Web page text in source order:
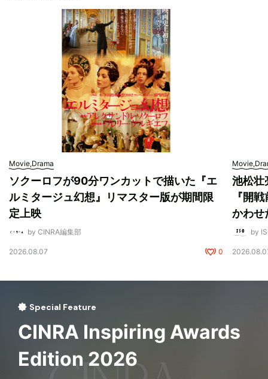
Movie,Drama
ソクーロフが90分ワンカットで描いた『エ
ルミタージュ幻想』リマスター版が期間限
定上映
by CINRA編集部
2026.08.07 0
池松壮
『開
かわせ
by
Special Feature
CINRA Inspiring Awards
Edition 2026